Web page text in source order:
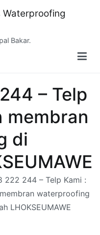
Waterproofing
Bakar.
– Telp
membran
di
222 244 – Telp Kami :
waterproofing
LHOKSEUMAWE